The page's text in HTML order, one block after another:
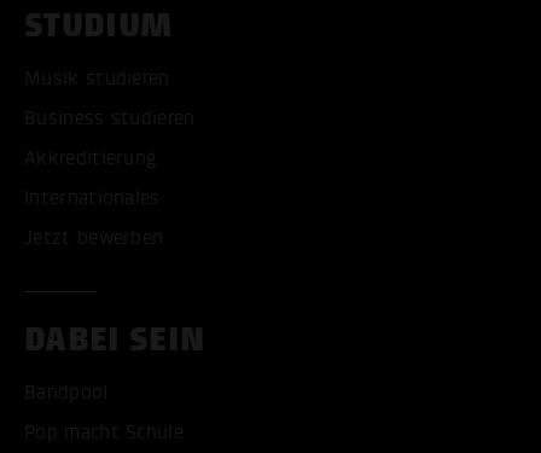
STUDIUM
Musik studieren
Business studieren
Akkreditierung
Internationales
Jetzt bewerben
DABEI SEIN
Bandpool
Pop macht Schule